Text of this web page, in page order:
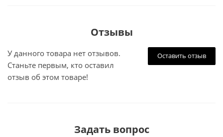
Отзывы
Оставить отзыв
У данного товара нет отзывов.
Станьте первым, кто оставил
отзыв об этом товаре!
Задать вопрос